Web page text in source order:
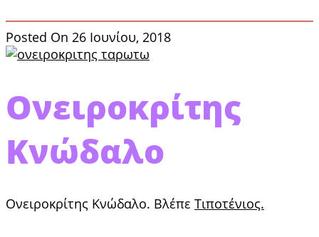
Posted On 26 Ιουνίου, 2018
Ονειροκρίτης
Κνώδαλο
Ονειροκρίτης Κνώδαλο. Βλέπε Τιποτένιος.